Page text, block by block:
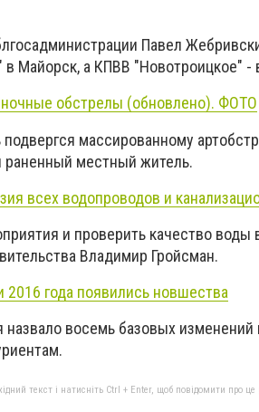
Павел
Майорск, а КПВВ "Новотроицкое" -
обстрелы (обновлено). ФОТО
массированному
местный житель.
всех водопроводов и
и проверить качество воды
Владимир Гройсман.
2016 года появились новшества
назвало восемь базовых
текст і натисніть Ctrl + Enter, щоб повідомити про це